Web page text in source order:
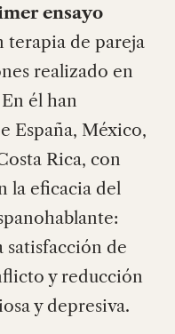
ensayo
terapia de pareja
realizado en
él han
España, México,
Rica, con
la eficacia del
satisfacción de
y reducción
y depresiva.